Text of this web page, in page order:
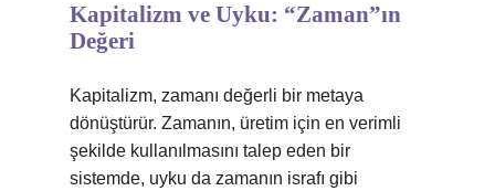
Kapitalizm ve Uyku: “Zaman”ın
Değeri
Kapitalizm, zamanı değerli bir metaya
dönüştürür. Zamanın, üretim için en verimli
şekilde kullanılmasını talep eden bir
sistemde, uyku da zamanın israfı gibi